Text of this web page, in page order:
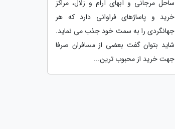
ساحل مرجانی و آبهای آرام و زلال، مراکز
خرید و پاساژهای فراوانی دارد که هر
جهانگردی را به سمت خود جذب می نماید.
شاید بتوان گفت بعضی از مسافران صرفا
جهت خرید از محبوب ترین...